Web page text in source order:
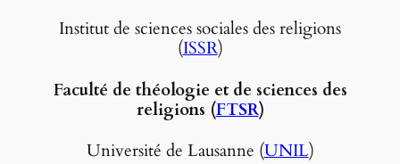
Institut de sciences sociales des religions
(ISSR)
Faculté de théologie et de sciences des
religions (FTSR)
Université de Lausanne (UNIL)